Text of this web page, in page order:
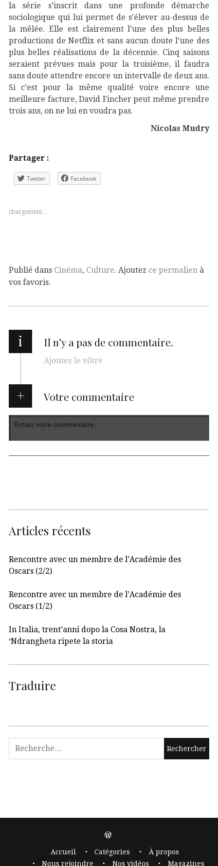
la série s’inscrit dans une profonde démarche
sociologique qui lui permet de s’élever au-dessus de
la mêlée. Elle est clairement l’une des plus belles
productions de Netflix et sans aucun doute l’une des
plus belles réalisations de la décennie. Cinq saisons
seraient prévues mais pour la troisième, il faudra
sans doute attendre encore un intervalle de deux ans.
Si c’est pour la même qualité voire encore une
meilleure facture, David Fincher peut même prendre
trois ans, on ne lui en voudra pas.
Nicolas Mudry
Partager :
Twitter Facebook
chargement…
Publié dans Cinéma, Culture. Ajoutez ce permalien à
vos favoris.
i Il n’y a pas de commentaire.
Ajoutez le vôtre
Votre commentaire
Articles récents
Rencontre avec un membre de l’Académie des
Oscars (2/2)
Rencontre avec un membre de l’Académie des
Oscars (1/2)
In Italia, trent’anni dopo la Cosa Nostra, la
‘Ndrangheta ripete la storia
Traduire
Accueil Catégories
À propos
Nous rejoindre
Nos vidéos Magazines